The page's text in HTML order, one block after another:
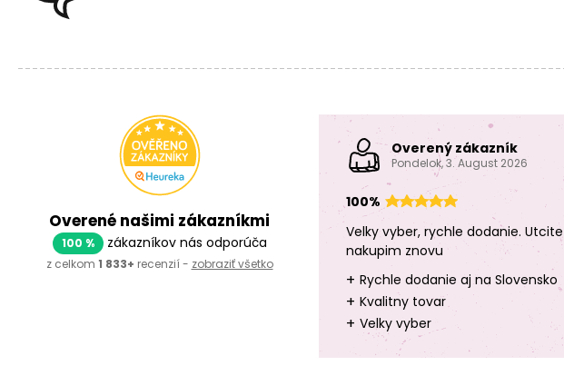
Overené našimi zákazníkmi
100 % zákazníkov nás odporúča
z celkom 1 833+ recenzií - zobraziť všetko
Overený zákazník
Pondelok, 3. August 2026
100%
Velky vyber, rychle dodanie. Utcite
nakupim znovu
+ Rychle dodanie aj na Slovensko
+ Kvalitny tovar
+ Velky vyber